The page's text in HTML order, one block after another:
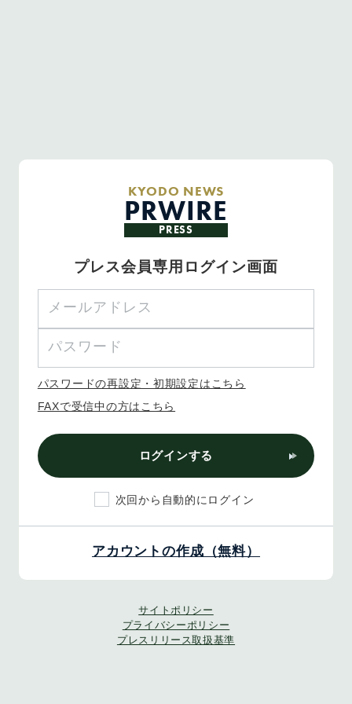
KYODO NEWS
PRWIRE
PRESS
プレス会員専用ログイン画面
パスワードの再設定・初期設定はこちら
FAXで受信中の方はこちら
ログインする
次回から自動的にログイン
アカウントの作成（無料）
サイトポリシー
プライバシーポリシー
プレスリリース取扱基準